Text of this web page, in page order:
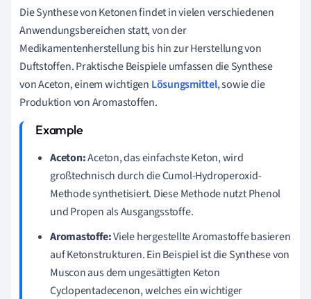
Die Synthese von Ketonen findet in vielen verschiedenen
Anwendungsbereichen statt, von der
Medikamentenherstellung bis hin zur Herstellung von
Duftstoffen. Praktische Beispiele umfassen die Synthese
von Aceton, einem wichtigen Lösungsmittel, sowie die
Produktion von Aromastoffen.
Aceton:Aceton, das einfachste Keton, wird
großtechnisch durch die Cumol-Hydroperoxid-
Methode synthetisiert. Diese Methode nutzt Phenol
und Propen als Ausgangsstoffe.
Aromastoffe:Viele hergestellte Aromastoffe basieren
auf Ketonstrukturen. Ein Beispiel ist die Synthese von
Muscon aus dem ungesättigten Keton
Cyclopentadecenon, welches ein wichtiger